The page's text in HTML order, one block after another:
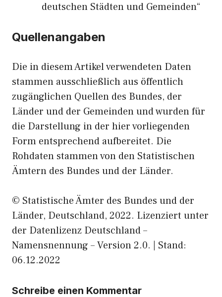
deutschen Städten und Gemeinden“
Quellenangaben
Die in diesem Artikel verwendeten Daten
stammen ausschließlich aus öffentlich
zugänglichen Quellen des Bundes, der
Länder und der Gemeinden und wurden für
die Darstellung in der hier vorliegenden
Form entsprechend aufbereitet. Die
Rohdaten stammen von den Statistischen
Ämtern des Bundes und der Länder.
© Statistische Ämter des Bundes und der
Länder, Deutschland, 2022. Lizenziert unter
der Datenlizenz Deutschland –
Namensnennung – Version 2.0. | Stand:
06.12.2022
Schreibe einen Kommentar